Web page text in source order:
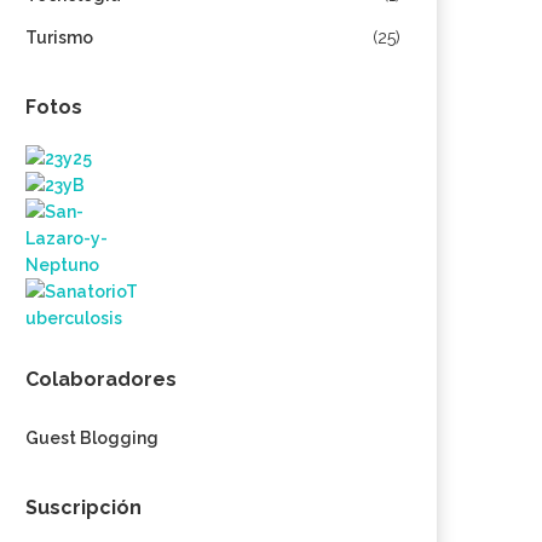
Turismo (25)
Fotos
Colaboradores
Guest Blogging
Suscripción